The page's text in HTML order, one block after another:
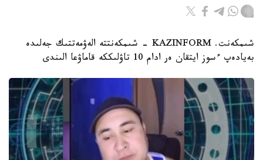
شىمكەنت. KAZINFORM - شىمكەنتتە الەۋمەتتىك جەلىدە
بەيادەپ ءسوز ايتقان ەر ادام 10 تاۋلىككە قاماۋعا الىندى